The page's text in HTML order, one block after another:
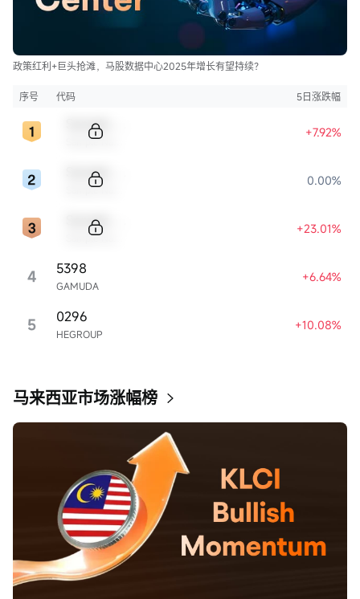
政策红利+巨头抢滩，马股数据中心2025年增长有望持续？
序号 代码 5日涨跌幅
+7.92%
0.00%
+23.01%
4 GAMUDA
5398 +6.64%
5 HEGROUP
0296 +10.08%
马来西亚市场涨幅榜